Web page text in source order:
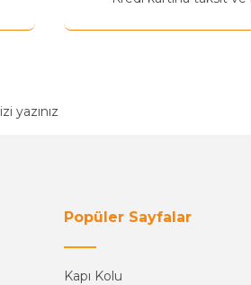
Popüler Sayfalar
Kapı Kolu